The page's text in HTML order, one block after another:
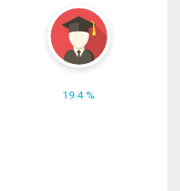
19.4 %